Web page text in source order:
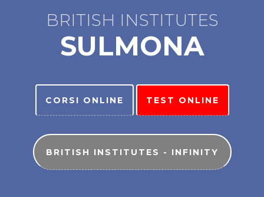
BRITISH INSTITUTES
SULMONA
CORSI ONLINE TEST ONLINE
BRITISH INSTITUTES - INFINITY